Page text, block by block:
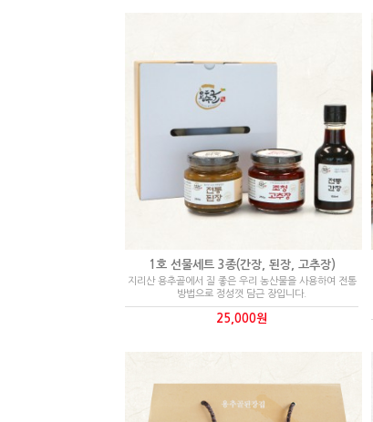
1호 선물세트 3종(간장, 된장, 고추장)
지리산 용추골에서 질 좋은 우리 농산물을 사용하여 전통
방법으로 정성껏 담근 장입니다.
25,000원